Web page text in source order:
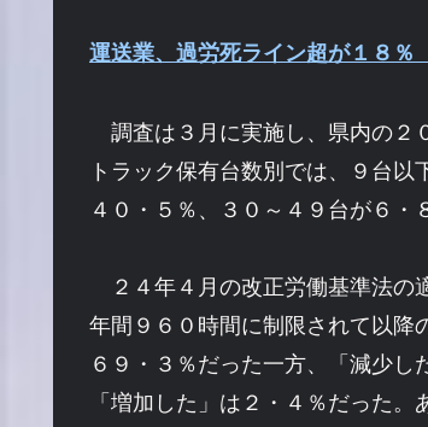
運送業、過労死ライン超が１８
調査は３月に実施し、県内の２
トラック保有台数別では、９台
４０・５％、３０～４９台が６・
２４年４月の改正労働基準法の
年間９６０時間に制限されて以降
６９・３％だった一方、「減少し
「増加した」は２・４％だった。